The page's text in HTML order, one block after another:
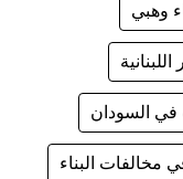
وهبي
في السودان
مخالفات البناء